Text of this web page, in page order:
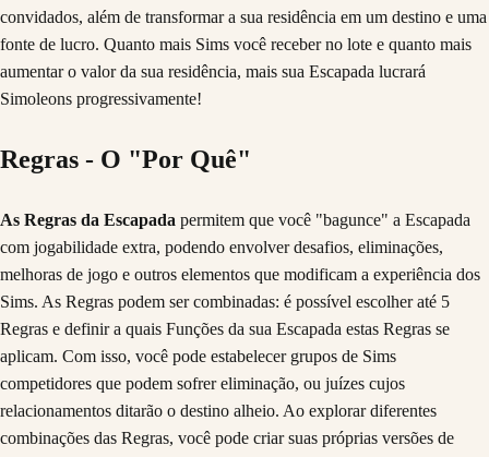
convidados, além de transformar a sua residência em um destino e uma
fonte de lucro. Quanto mais Sims você receber no lote e quanto mais
aumentar o valor da sua residência, mais sua Escapada lucrará
Simoleons progressivamente!
Regras - O "Por Quê"
As Regras da Escapada permitem que você "bagunce" a Escapada
com jogabilidade extra, podendo envolver desafios, eliminações,
melhoras de jogo e outros elementos que modificam a experiência dos
Sims. As Regras podem ser combinadas: é possível escolher até 5
Regras e definir a quais Funções da sua Escapada estas Regras se
aplicam. Com isso, você pode estabelecer grupos de Sims
competidores que podem sofrer eliminação, ou juízes cujos
relacionamentos ditarão o destino alheio. Ao explorar diferentes
combinações das Regras, você pode criar suas próprias versões de